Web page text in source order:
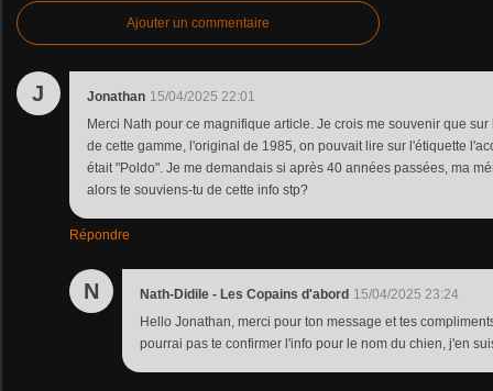
Ajouter un commentaire
J Jonathan 15/04/2025 22:01
Merci Nath pour ce magnifique article. Je crois me souvenir que
de cette gamme, l'original de 1985, on pouvait lire sur l'étiquette
était "Poldo". Je me demandais si après 40 années passées, ma
alors te souviens-tu de cette info stp?
Répondre
N Nath-Didile - Les Copains d'abord 15/04/2025 23:24
Hello Jonathan, merci pour ton message et tes
pourrai pas te confirmer l'info pour le nom du chien, j'en